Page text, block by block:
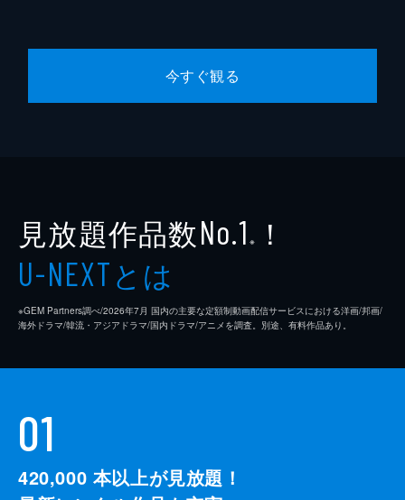
今すぐ観る
見放題作品数No.1 ※ ！
U-NEXTとは
※GEM Partners調べ/2026年7⽉ 国内の主要な定額制動画配信サービスにおける洋画/邦画/
海外ドラマ/韓流・アジアドラマ/国内ドラマ/アニメを調査。別途、有料作品あり。
01
420,000 本以上が見放題！